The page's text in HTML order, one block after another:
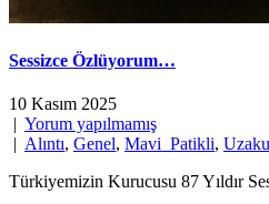
Sessizce Özlüyorum…
10 Kasım 2025
| Yorum yapılmamış
| Alıntı, Genel, Mavi_Patikli,
Türkiyemizin Kurucusu 87 Yıldır